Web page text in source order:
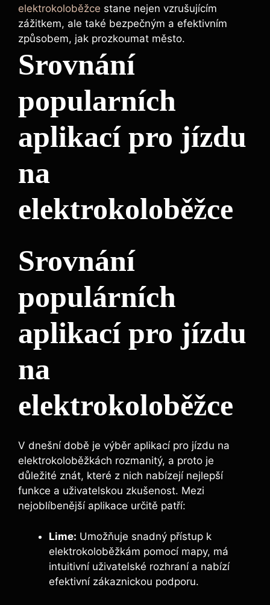
elektrokoloběžce stane nejen vzrušujícím
zážitkem, ale také bezpečným a efektivním
způsobem, jak prozkoumat město.
Srovnání
popularních
aplikací pro jízdu
na
elektrokoloběžce
Srovnání
populárních
aplikací pro jízdu
na
elektrokoloběžce
V dnešní době je výběr aplikací pro jízdu na
elektrokoloběžkách rozmanitý, a proto je
důležité znát, které z nich nabízejí nejlepší
funkce a uživatelskou zkušenost. Mezi
nejoblíbenější aplikace určitě patří:
Lime: Umožňuje snadný přístup k
elektrokoloběžkám pomocí mapy, má
intuitivní uživatelské rozhraní a nabízí
efektivní zákaznickou podporu.